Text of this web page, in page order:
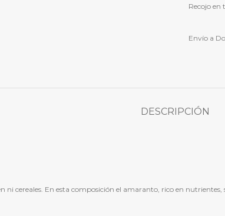
Recojo en
Envío a
DESCRIPCIÓN
cereales. En esta composición el amaranto, rico en